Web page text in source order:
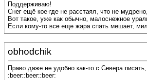
Поддерживаю!
Снег ещё кое-где не расстаял, что не
Вот такое, уже как обычно, малоснежное
Если кому-то все еще жара спать мешает,
obhodchik
Право даже не удобно как-то с Севера
:beer::beer::beer: